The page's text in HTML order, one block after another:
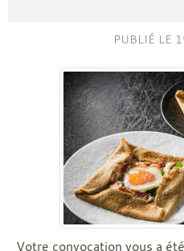
PUBLIÉ LE
Votre convocation vous a